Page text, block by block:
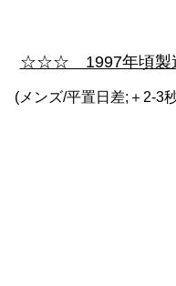
☆☆☆ 1997年頃製
(メンズ/平置日差;＋2-3